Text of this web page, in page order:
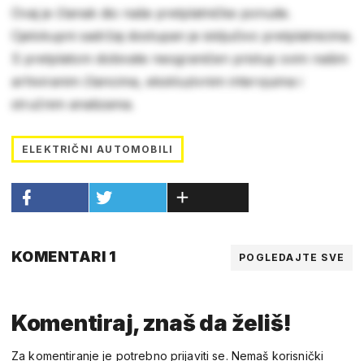
Ovaj je članak dio naše pretplatničke ponude.
Cjelokupni sadržaj dostupan je isključivo pretplatnicima.
S pretplatom dobivate neograničen pristup svim našim
arhiviranim člancima, ekskluzivnim intervjuima i
stručnim analizama.
ELEKTRIČNI AUTOMOBILI
KOMENTARI 1 POGLEDAJTE SVE
Komentiraj, znaš da želiš!
Za komentiranje je potrebno prijaviti se. Nemaš korisnički